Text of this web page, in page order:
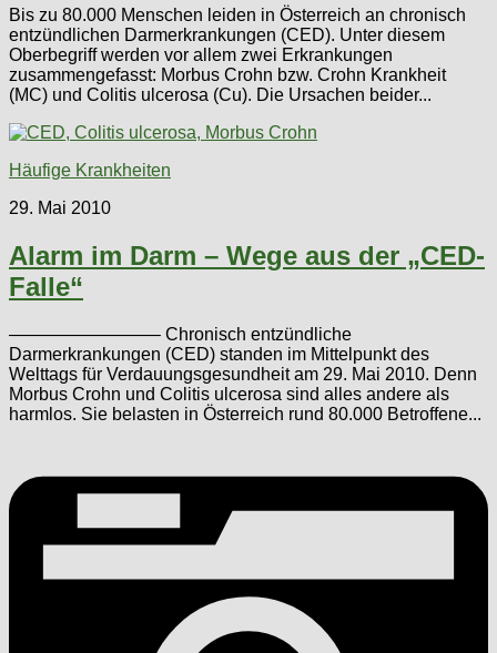
Bis zu 80.000 Menschen leiden in Österreich an chronisch
entzündlichen Darmerkrankungen (CED). Unter diesem
Oberbegriff werden vor allem zwei Erkrankungen
zusammengefasst: Morbus Crohn bzw. Crohn Krankheit
(MC) und Colitis ulcerosa (Cu). Die Ursachen beider...
Häufige Krankheiten
29. Mai 2010
Alarm im Darm – Wege aus der „CED-
Falle“
————————– Chronisch entzündliche
Darmerkrankungen (CED) standen im Mittelpunkt des
Welttags für Verdauungsgesundheit am 29. Mai 2010. Denn
Morbus Crohn und Colitis ulcerosa sind alles andere als
harmlos. Sie belasten in Österreich rund 80.000 Betroffene...